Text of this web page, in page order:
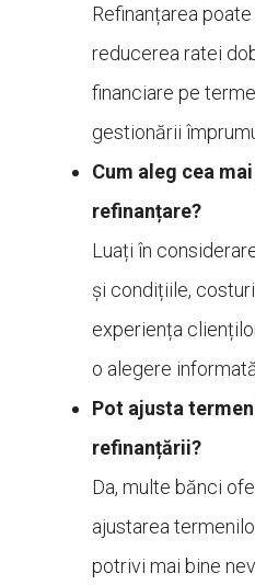
Refinanțarea
reducerea ratei
financiare pe
gestionării
Cum aleg cea
refinanțare?
Luați în
și condițiile,
experiența
o alegere
Pot ajusta
refinanțării?
Da, multe bănci
ajustarea
potrivi mai bine